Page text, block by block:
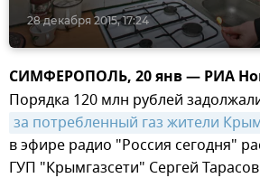
28 декабря 2015, 17:24
СИМФЕРОПОЛЬ, 20 янв — РИА
Порядка 120 млн рублей
за потребленный газ жители
в эфире радио "Россия сегодня"
ГУП "Крымгазсети" Сергей